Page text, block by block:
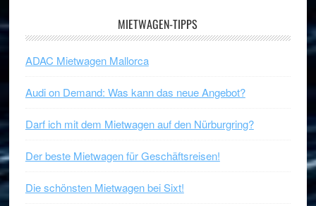
MIETWAGEN-TIPPS
ADAC Mietwagen Mallorca
Audi on Demand: Was kann das neue Angebot?
Darf ich mit dem Mietwagen auf den Nürburgring?
Der beste Mietwagen für Geschäftsreisen!
Die schönsten Mietwagen bei Sixt!